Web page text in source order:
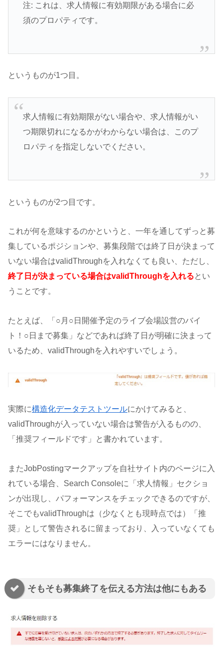
注: これは、求人情報に有効期限がある場合に必
須のプロパティです。
というものが1つ目。
求人情報に有効期限がない場合や、求人情報がい
つ期限切れになるかがわからない場合は、このプ
ロパティを指定しないでください。
というものが2つ目です。
これが何を意味するのかというと、一年を通してずっと募
集しているポジションや、募集段階では終了日が決まって
いない場合はvalidThroughを入れなくても良い、ただし、
終了日が決まっている場合はvalidThroughを入れる とい
うことです。
たとえば、「○月○日開催予定のライブ会場設営のバイ
ト！○日まで募集」などであれば終了日が明確に決まって
いるため、validThroughを入れやすいでしょう。
実際に構造化データテストツールにかけてみると、
validThroughが入っていない場合は警告が入るものの、
「推奨フィールドです」と書かれています。
またJobPostingマークアップを自社サイト内のページに入
れている場合、Search Consoleに「求人情報」セクショ
ンが出現し、パフォーマンスをチェックできるのですが、
そこでもvalidThroughは（少なくとも現時点では）「推
奨」として警告されるに留まっており、入っていなくても
エラーにはなりません。
そもそも募集終了を伝える方法は他にもある